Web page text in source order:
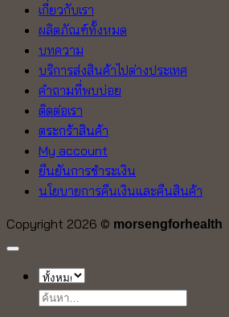
เกี่ยวกับเรา
ผลิตภัณฑ์ทั้งหมด
บทความ
บริการส่งสินค้าไปต่างประเทศ
คำถามที่พบบ่อย
ติดต่อเรา
ตระกร้าสินค้า
My account
ยืนยันการชำระเงิน
นโยบายการคืนเงินและคืนสินค้า
Copyright 2026 © morsengforhealth
ค้นหา: